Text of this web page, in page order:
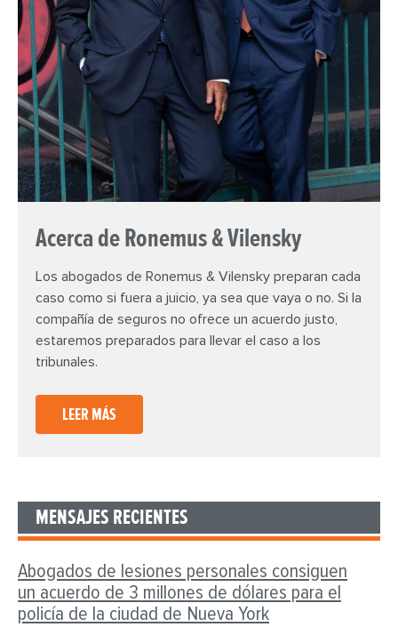
Acerca de Ronemus & Vilensky
Los abogados de Ronemus & Vilensky preparan cada
caso como si fuera a juicio, ya sea que vaya o no. Si la
compañía de seguros no ofrece un acuerdo justo,
estaremos preparados para llevar el caso a los
tribunales.
LEER MÁS
MENSAJES RECIENTES
Abogados de lesiones personales consiguen
un acuerdo de 3 millones de dólares para el
policía de la ciudad de Nueva York